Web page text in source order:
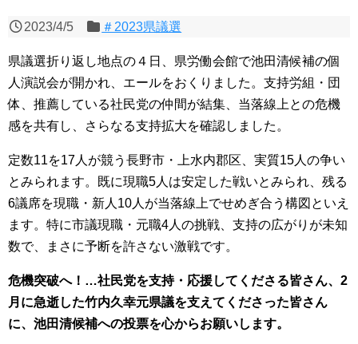
2023/4/5 ＃2023県議選
県議選折り返し地点の４日、県労働会館で池田清候補の個
人演説会が開かれ、エールをおくりました。支持労組・団
体、推薦している社民党の仲間が結集、当落線上との危機
感を共有し、さらなる支持拡大を確認しました。
定数11を17人が競う長野市・上水内郡区、実質15人の争い
とみられます。既に現職5人は安定した戦いとみられ、残る
6議席を現職・新人10人が当落線上でせめぎ合う構図といえ
ます。特に市議現職・元職4人の挑戦、支持の広がりが未知
数で、まさに予断を許さない激戦です。
危機突破へ！…社民党を支持・応援してくださる皆さん、2
月に急逝した竹内久幸元県議を支えてくださった皆さん
に、池田清候補への投票を心からお願いします。